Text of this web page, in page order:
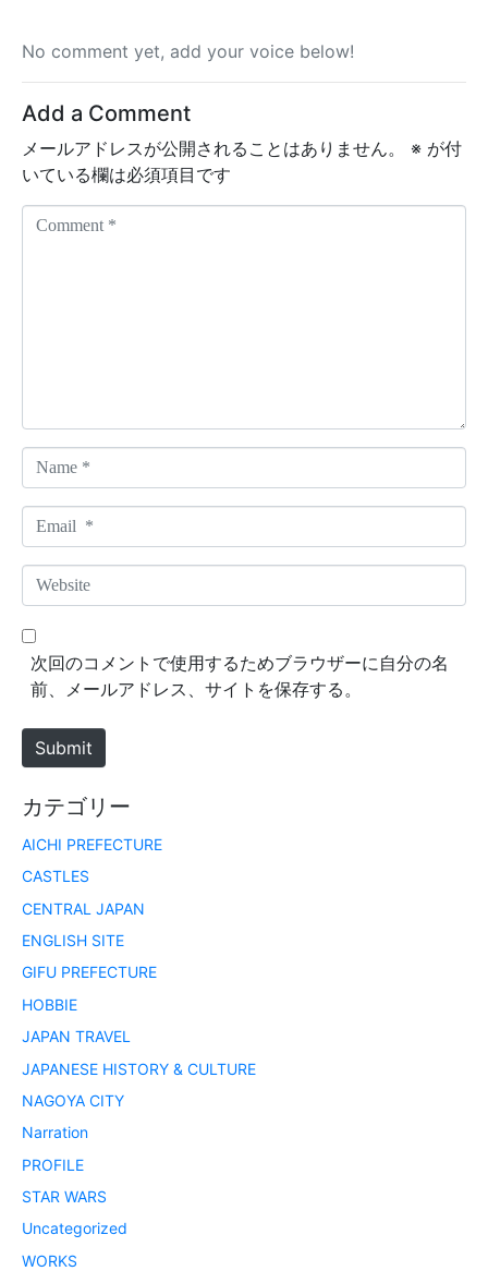
No comment yet, add your voice below!
Add a Comment
メールアドレスが公開されることはありません。 ※ が付
いている欄は必須項目です
a
m
*
m
a
*
W
e
b
e
次回のコメントで使用するためブラウザーに自分の名
前、メールアドレス、サイトを保存する。
Submit
カテゴリー
AICHI PREFECTURE
CASTLES
CENTRAL JAPAN
ENGLISH SITE
GIFU PREFECTURE
HOBBIE
JAPAN TRAVEL
JAPANESE HISTORY & CULTURE
NAGOYA CITY
Narration
PROFILE
STAR WARS
Uncategorized
WORKS